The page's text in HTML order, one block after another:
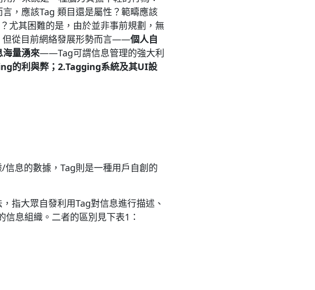
，應該Tag 類目還是屬性？範疇應該
尤其困難的是，由於並非事前規劃，無
但從目前網絡發展形勢而言——個人自
海量湧來——Tag可謂信息管理的強大利
的利與弊； 2.Tagging系統及其UI設
信息的數據，Tag則是一種用戶自創的
，指大眾自發利用Tag對信息進行描述、
息組織。二者的區別見下表1：